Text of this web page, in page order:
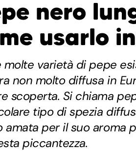
nero
usarlo
molte varietà di pepe
non molto diffusa in
scoperta. Si chiama
tipo di spezia
amata per il suo aroma
piccantezza.